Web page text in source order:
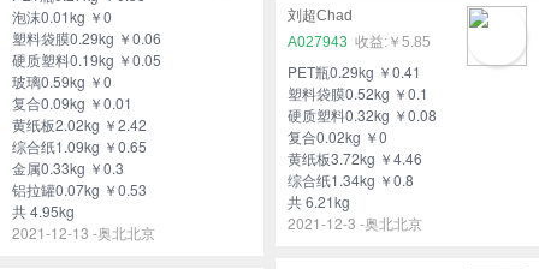
泡沫0.01kg ￥0
塑料袋膜0.29kg ￥0.06
硬质塑料0.19kg ￥0.05
玻璃0.59kg ￥0
复合0.09kg ￥0.01
黄纸板2.02kg ￥2.42
综合纸1.09kg ￥0.65
金属0.33kg ￥0.3
铝拉罐0.07kg ￥0.53
共 4.95kg
2021-12-13 -奥北北京
刘超Chad
A027943
￥5.85
PET瓶0.29kg ￥0.41
塑料袋膜0.52kg ￥0.1
硬质塑料0.32kg ￥0.08
复合0.02kg ￥0
黄纸板3.72kg ￥4.46
综合纸1.34kg ￥0.8
共 6.21kg
2021-12-3 -奥北北京